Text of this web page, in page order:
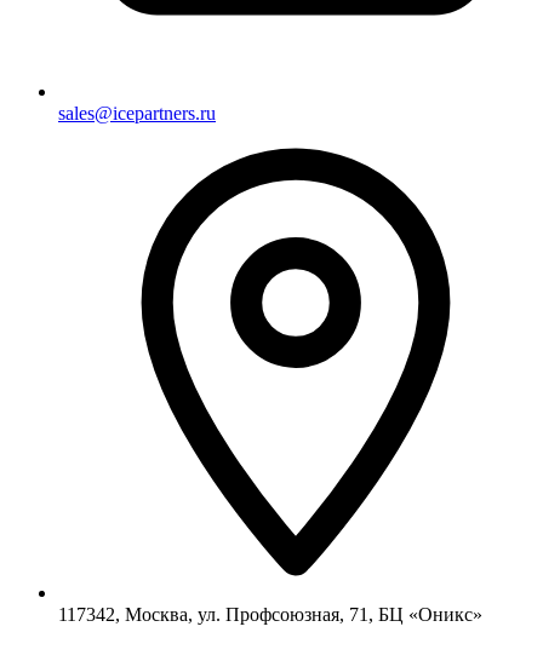
sales@icepartners.ru
117342, Москва, ул. Профсоюзная, 71, БЦ «Оникс»